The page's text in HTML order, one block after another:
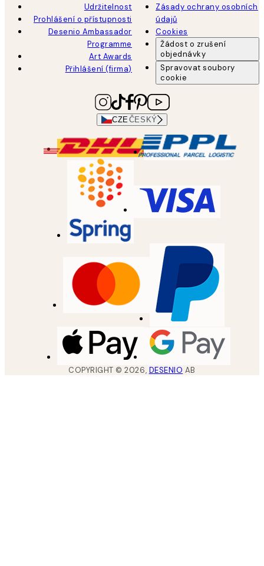
Udržitelnost
Prohlášení o přístupnosti
Desenio Ambassador
Programme
Art Awards
Přihlášení (firma)
Zásady ochrany osobních
údajů
Cookies
Žádost o zrušení
objednávky
Spravovat soubory
cookie
CZEČESKÝ
COPYRIGHT ©2026, DESENIO AB